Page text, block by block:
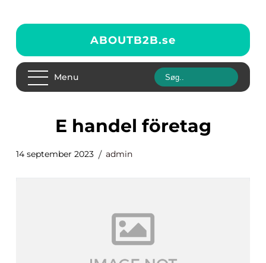
ABOUTB2B.se
Menu
e handel företag
14 september 2023 admin